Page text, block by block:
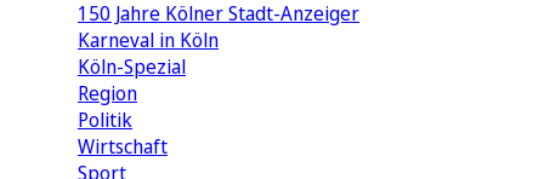
150 Jahre Kölner Stadt-Anzeiger
Karneval in Köln
Köln-Spezial
Region
Politik
Wirtschaft
Sport